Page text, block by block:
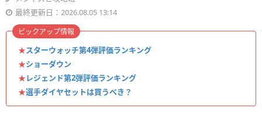
最終更新日：2026.08.05 13:14
★スターウォッチ第4弾評価ランキング
★ショーダウン
★レジェンド第2弾評価ランキング
★選手ダイヤセットは買うべき？
ピックアップ情報